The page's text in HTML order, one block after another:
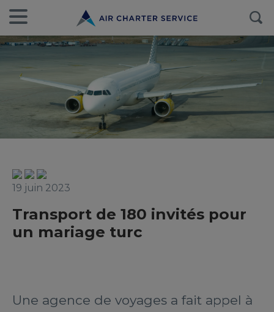
19 juin 2023
Transport de 180 invités pour
un mariage turc
Une agence de voyages a fait appel à